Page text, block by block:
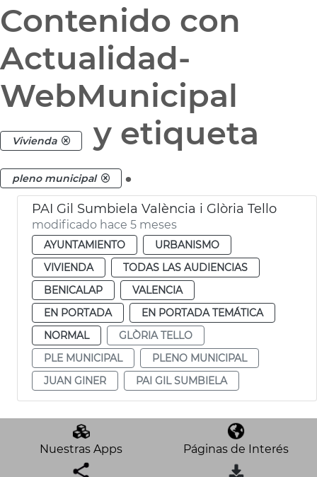
Contenido con
Actualidad-
WebMunicipal
Vivienda y etiqueta
pleno municipal .
PAI Gil Sumbiela València i Glòria Tello
modificado hace 5 meses
AYUNTAMIENTO
URBANISMO
VIVIENDA
TODAS LAS AUDIENCIAS
BENICALAP
VALENCIA
EN PORTADA
EN PORTADA TEMÁTICA
NORMAL
GLÒRIA TELLO
PLE MUNICIPAL
PLENO MUNICIPAL
JUAN GINER
PAI GIL SUMBIELA
Nuestras Apps Páginas de Interés